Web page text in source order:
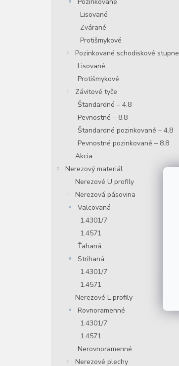
Lisované
Zvárané
Protišmykové
Pozinkované schodiskové stupne
Lisované
Protišmykové
Závitové tyče
Štandardné – 4.8
Pevnostné – 8.8
Štandardné pozinkované – 4.8
Pevnostné pozinkované – 8.8
Akcia
Nerezový materiál
Nerezové U profily
Nerezová pásovina
Valcovaná
1.4301/7
1.4571
Ťahaná
Strihaná
1.4301/7
1.4571
Nerezové L profily
Rovnoramenné
1.4301/7
1.4571
Nerovnoramenné
Nerezové plechy